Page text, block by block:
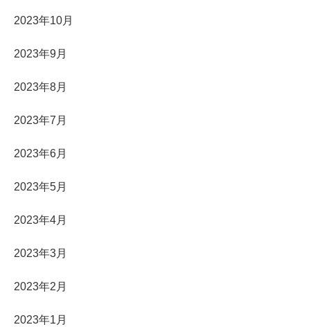
2023年10月
2023年9月
2023年8月
2023年7月
2023年6月
2023年5月
2023年4月
2023年3月
2023年2月
2023年1月